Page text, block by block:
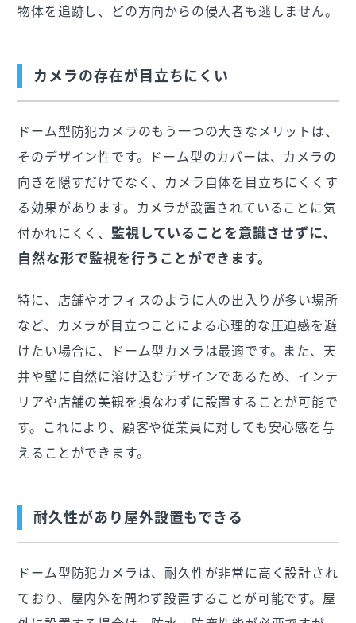
物体を追跡し、どの方向からの侵入者も逃しません。
カメラの存在が目立ちにくい
ドーム型防犯カメラのもう一つの大きなメリットは、
そのデザイン性です。ドーム型のカバーは、カメラの
向きを隠すだけでなく、カメラ自体を目立ちにくくす
る効果があります。カメラが設置されていることに気
付かれにくく、監視していることを意識させずに、
自然な形で監視を行うことができます。
特に、店舗やオフィスのように人の出入りが多い場所
など、カメラが目立つことによる心理的な圧迫感を避
けたい場合に、ドーム型カメラは最適です。また、天
井や壁に自然に溶け込むデザインであるため、インテ
リアや店舗の美観を損なわずに設置することが可能で
す。これにより、顧客や従業員に対しても安心感を与
えることができます。
耐久性があり屋外設置もできる
ドーム型防犯カメラは、耐久性が非常に高く設計され
ており、屋内外を問わず設置することが可能です。屋